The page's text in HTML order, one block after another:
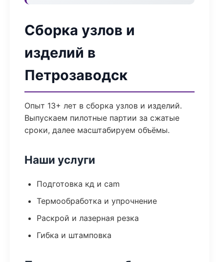
Сборка узлов и
изделий в
Петрозаводск
Опыт 13+ лет в сборка узлов и изделий.
Выпускаем пилотные партии за сжатые
сроки, далее масштабируем объёмы.
Наши услуги
Подготовка кд и cam
Термообработка и упрочнение
Раскрой и лазерная резка
Гибка и штамповка